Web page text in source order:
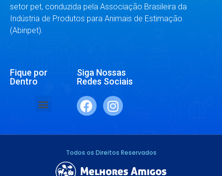
setor pet, conduzida pela Associação Brasileira da
Indústria de Produtos para Animais de Estimação
(Abinpet).
Fique por
Dentro
Siga Nossas
Redes Sociais
Todos os Direitos Reservados